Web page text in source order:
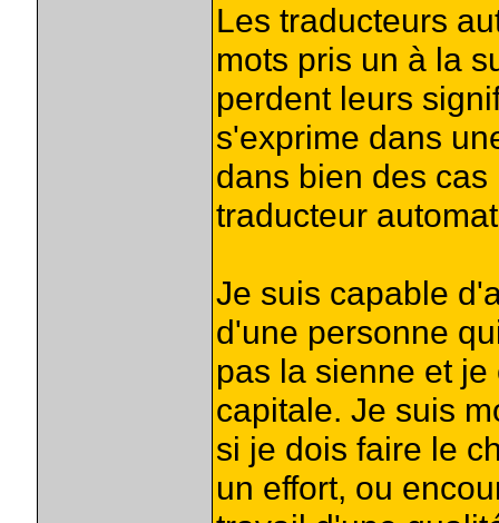
Les traducteurs
mots pris un à la
perdent leurs
s'exprime dans
dans bien des
traducteur
Je suis capable
d'une personne
pas la sienne et
capitale. Je suis
si je dois faire le
un effort, ou